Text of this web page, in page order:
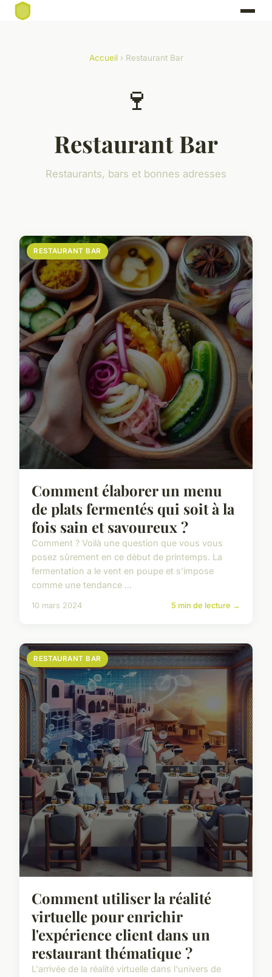
Accueil› Restaurant Bar
🍷
Restaurant Bar
Restaurants, bars et bonnes adresses
RESTAURANT BAR
Comment élaborer un menu
de plats fermentés qui soit à la
fois sain et savoureux ?
Comment ? Voilà une question que vous vous
posez sûrement en ce début de printemps. La
fermentation a le vent en poupe et s'impose
comme une tendance ...
10 mars 2024 5 min de lecture →
RESTAURANT BAR
Comment utiliser la réalité
virtuelle pour enrichir
l'expérience client dans un
restaurant thématique ?
L'arrivée de la réalité virtuelle dans l'univers de